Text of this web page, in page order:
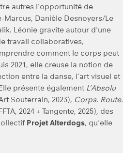
autres l’opportunité de
Marcus, Danièle Desnoyers/Le
Léonie gravite autour d’une
travail collaboratives,
comment le corps peut
2021, elle creuse la notion de
entre la danse, l’art visuel et
présente également L’Absolu
Souterrain, 2023), Corps. Route.
2024 + Tangente, 2025), des
Projet Alterdogs, qu’elle